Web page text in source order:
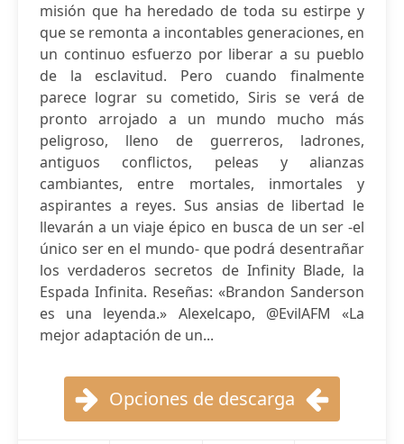
misión que ha heredado de toda su estirpe y
que se remonta a incontables generaciones, en
un continuo esfuerzo por liberar a su pueblo
de la esclavitud. Pero cuando finalmente
parece lograr su cometido, Siris se verá de
pronto arrojado a un mundo mucho más
peligroso, lleno de guerreros, ladrones,
antiguos conflictos, peleas y alianzas
cambiantes, entre mortales, inmortales y
aspirantes a reyes. Sus ansias de libertad le
llevarán a un viaje épico en busca de un ser -el
único ser en el mundo- que podrá desentrañar
los verdaderos secretos de Infinity Blade, la
Espada Infinita. Reseñas: «Brandon Sanderson
es una leyenda.» Alexelcapo, @EvilAFM «La
mejor adaptación de un...
Opciones de descarga